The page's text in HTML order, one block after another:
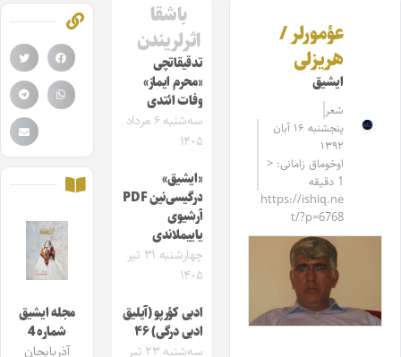
عؤمورلر /
هریزلی
ایشیق
شعر
پنجشنبه ۱۶ آبان
۱۳۹۲
اوخوماق زامانی: <
1 دقیقه
https://ishiq.ne
t/?p=6768
باشقا
اثرلریندن
تدقیقاتچی
«محرم ایماز»
وفات ائتدی
سه‌شنبه ۶ مرداد
۱۴۰۵
«ایشیق»
درگیسی‌نین PDF
آرشیوی
یاییملاندی
چهارشنبه ۳۱ تیر
۱۴۰۵
ادبی کؤرپو (آیلیق
ادبی درگی) ۴۶
سه‌شنبه ۲۳ تیر
مجله ایشیق
شماره 4
آذربایجان